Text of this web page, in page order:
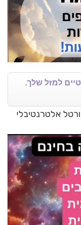
למזל שלך.
אלטרנטיבלי